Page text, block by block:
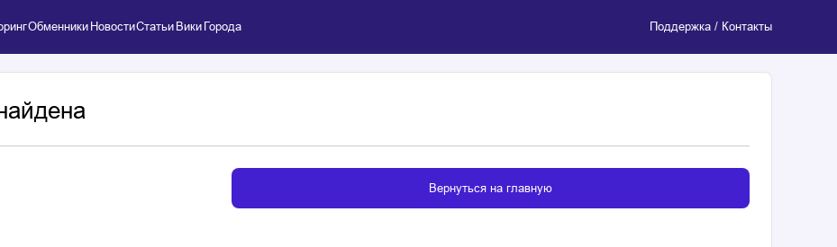
Обменники НовостиСтатьи Вики Города Поддержка / Контакты
Вернуться на главную